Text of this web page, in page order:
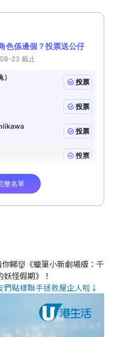
你睇👹《蠟筆小新劇場版：千
怪假期》！
點樣聯手拯救屋企人啦↓